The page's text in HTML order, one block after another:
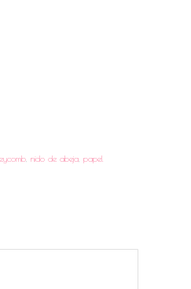
,nido de abeja ,papel